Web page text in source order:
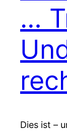
…
Dies ist –